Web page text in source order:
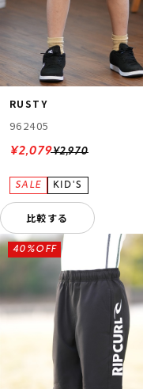
RUSTY
962405
¥2,970
¥2,079
比較する
40%OFF